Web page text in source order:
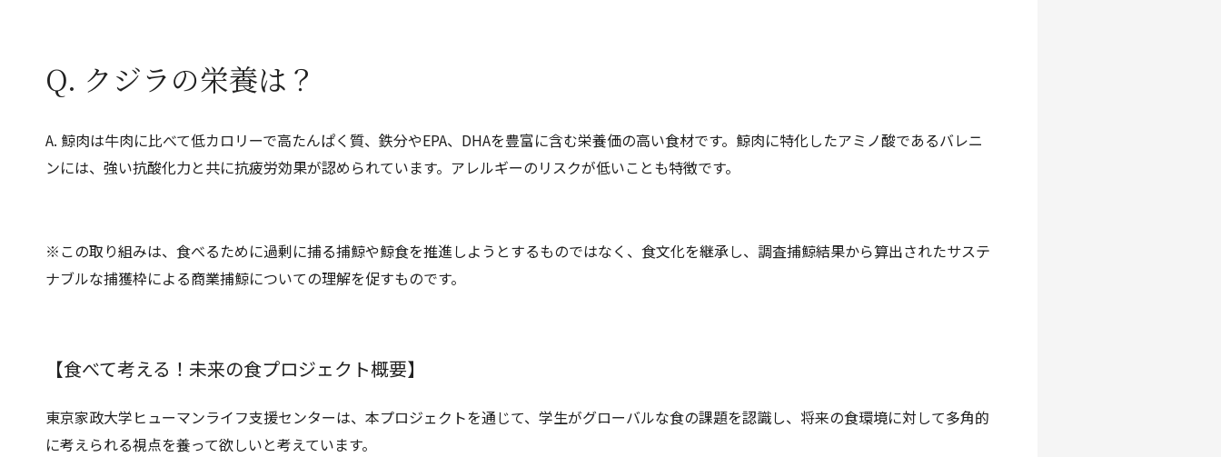
Q. クジラの栄養は？
A. 鯨肉は牛肉に比べて低カロリーで高たんぱく質、鉄分やEPA、DHAを豊富に含む栄養価の高い食材です。鯨肉に特化したアミノ酸であるバレニ
ンには、強い抗酸化力と共に抗疲労効果が認められています。アレルギーのリスクが低いことも特徴です。
※この取り組みは、食べるために過剰に捕る捕鯨や鯨食を推進しようとするものではなく、食文化を継承し、調査捕鯨結果から算出されたサステ
ナブルな捕獲枠による商業捕鯨についての理解を促すものです。
【食べて考える！未来の食プロジェクト概要】
東京家政大学ヒューマンライフ支援センターは、本プロジェクトを通じて、学生がグローバルな食の課題を認識し、将来の食環境に対して多角的
に考えられる視点を養って欲しいと考えています。